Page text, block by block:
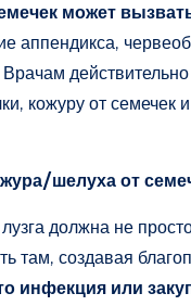
может
аппендикса,
кожуру от семечек
шелуха от
должна не
там, создавая
инфекция или